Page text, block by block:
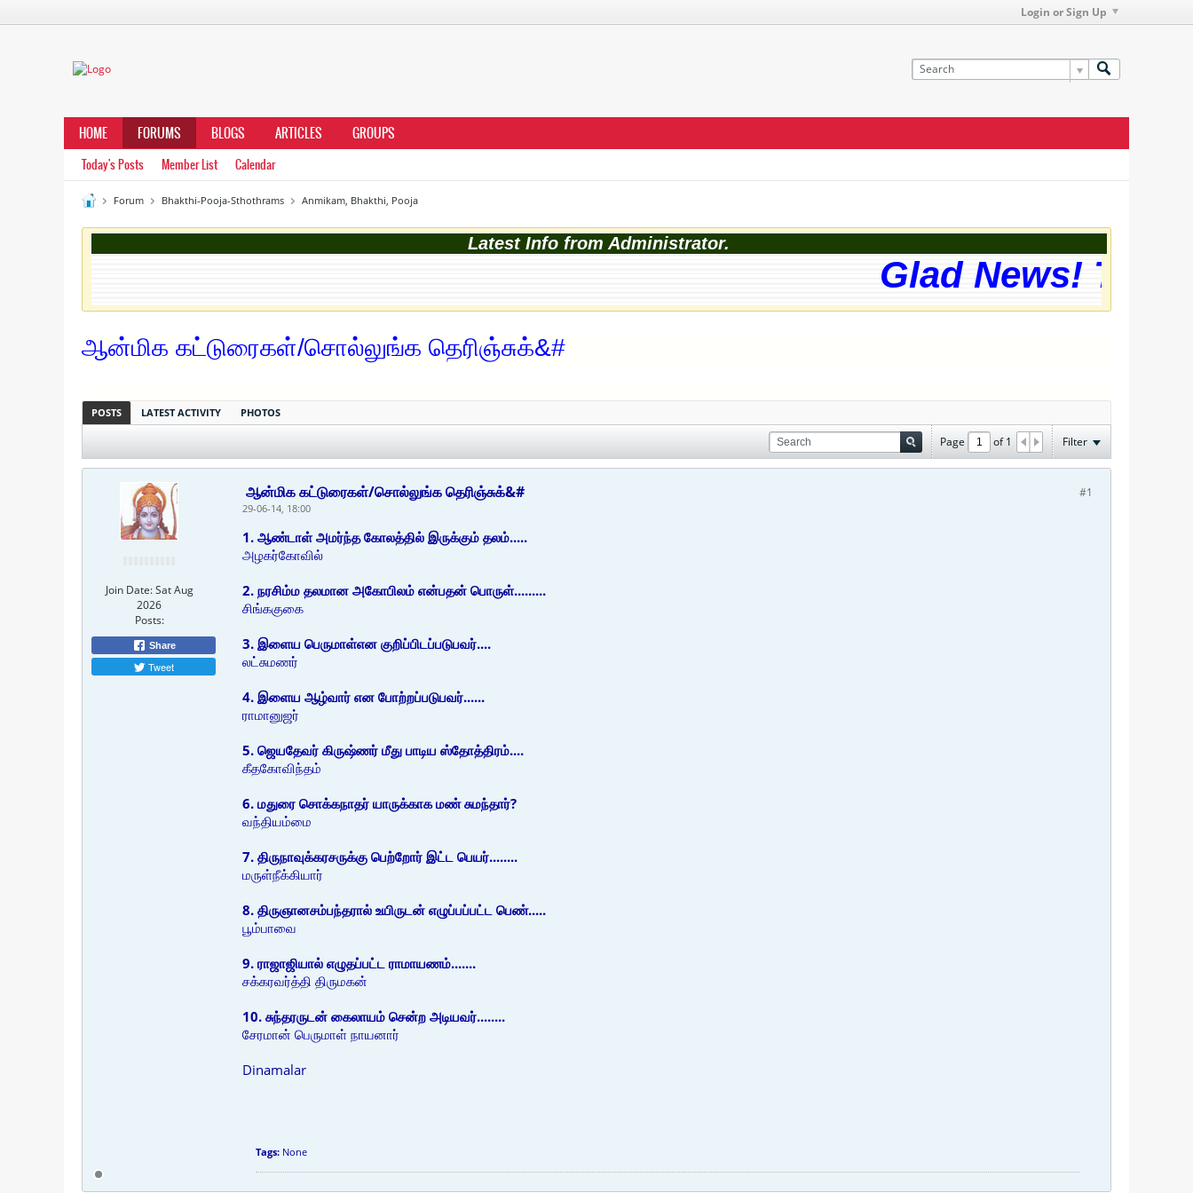
Login or Sign Up
HOME FORUMS BLOGS ARTICLES GROUPS
Today's Posts Member List Calendar
Forum Bhakthi-Pooja-Sthothrams Anmikam, Bhakthi, Pooja
Latest Info from Administrator.
Glad News! The
ஆன்மிக கட்டுரைகள்/சொல்லுங்க தெரிஞ்சுக்&#
POSTS LATEST ACTIVITY PHOTOS
Page of1 Filter
Join Date: Sat Aug
2026
Posts:
Share
Tweet
#1
ஆன்மிக கட்டுரைகள்/சொல்லுங்க தெரிஞ்சுக்&#
29-06-14, 18:00
1. ஆண்டாள் அமர்ந்த கோலத்தில் இருக்கும் தலம்.....
அழகர்கோவில்
2. நரசிம்ம தலமான அகோபிலம் என்பதன் பொருள்.........
சிங்ககுகை
3. இளைய பெருமாள்என குறிப்பிடப்படுபவர்....
லட்சுமணர்
4. இளைய ஆழ்வார் என போற்றப்படுபவர்......
ராமானுஜர்
5. ஜெயதேவர் கிருஷ்ணர் மீது பாடிய ஸ்தோத்திரம்....
கீதகோவிந்தம்
6. மதுரை சொக்கநாதர் யாருக்காக மண் சுமந்தார்?
வந்தியம்மை
7. திருநாவுக்கரசருக்கு பெற்றோர் இட்ட பெயர்........
மருள்நீக்கியார்
8. திருஞானசம்பந்தரால் உயிருடன் எழுப்பப்பட்ட பெண்.....
பூம்பாவை
9. ராஜாஜியால் எழுதப்பட்ட ராமாயணம்.......
சக்கரவர்த்தி திருமகன்
10. சுந்தரருடன் கைலாயம் சென்ற அடியவர்........
சேரமான் பெருமாள் நாயனார்
Dinamalar
Tags: None